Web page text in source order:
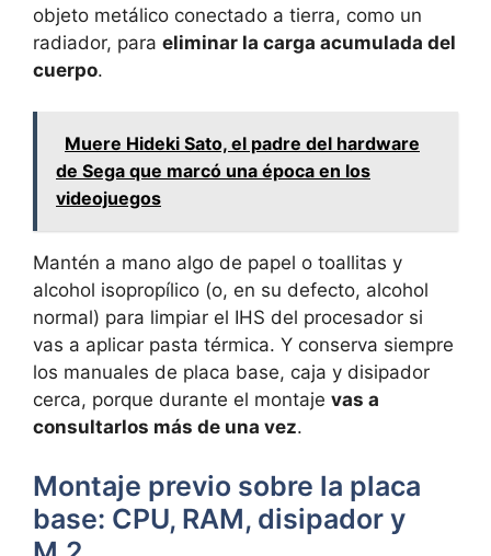
objeto metálico conectado a tierra, como un
radiador, para eliminar la carga acumulada del
cuerpo.
Muere Hideki Sato, el padre del hardware
de Sega que marcó una época en los
videojuegos
Mantén a mano algo de papel o toallitas y
alcohol isopropílico (o, en su defecto, alcohol
normal) para limpiar el IHS del procesador si
vas a aplicar pasta térmica. Y conserva siempre
los manuales de placa base, caja y disipador
cerca, porque durante el montaje vas a
consultarlos más de una vez.
Montaje previo sobre la placa
base: CPU, RAM, disipador y